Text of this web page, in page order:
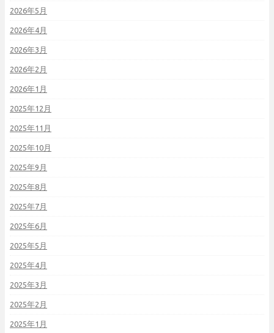
2026年5月
2026年4月
2026年3月
2026年2月
2026年1月
2025年12月
2025年11月
2025年10月
2025年9月
2025年8月
2025年7月
2025年6月
2025年5月
2025年4月
2025年3月
2025年2月
2025年1月